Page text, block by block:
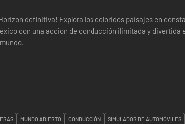
definitiva! Explora los coloridos paisajes en
con una acción de conducción ilimitada y divertida
MUNDO ABIERTO CONDUCCIÓN SIMULADOR DE AUTOMÓVILES